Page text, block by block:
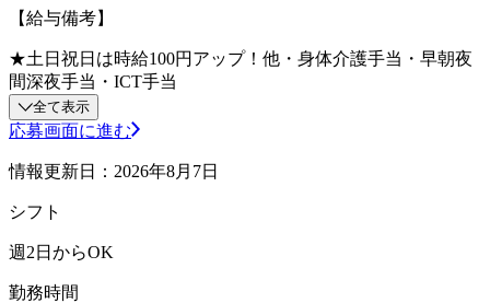
【給与備考】
★土日祝日は時給100円アップ！他・身体介護手当・早朝夜
間深夜手当・ICT手当
全て表示
応募画面に進む
情報更新日：2026年8月7日
シフト
週2日からOK
勤務時間